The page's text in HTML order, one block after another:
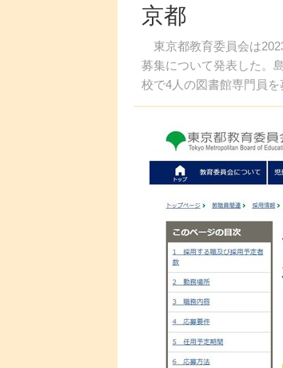
京都
東京都教育委員会は
募集について発表した。
校で4人の図書館専門員を